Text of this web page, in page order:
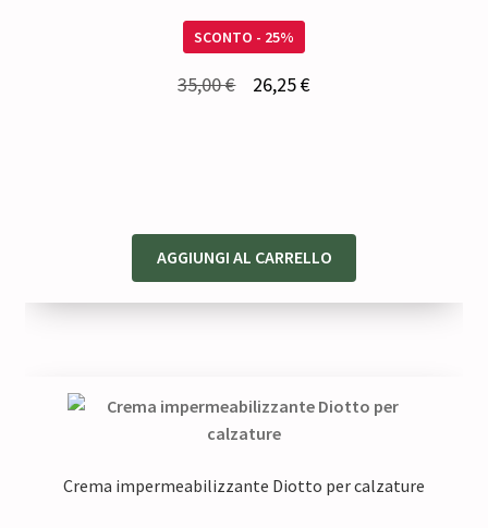
SCONTO - 25%
35,00€ 26,25€Il
AGGIUNGI AL CARRELLO
Crema impermeabilizzante Diotto per calzature